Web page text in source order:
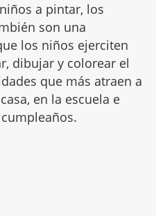
a pintar, los
son una
los niños ejerciten
dibujar y colorear el
que más atraen a
en la escuela e